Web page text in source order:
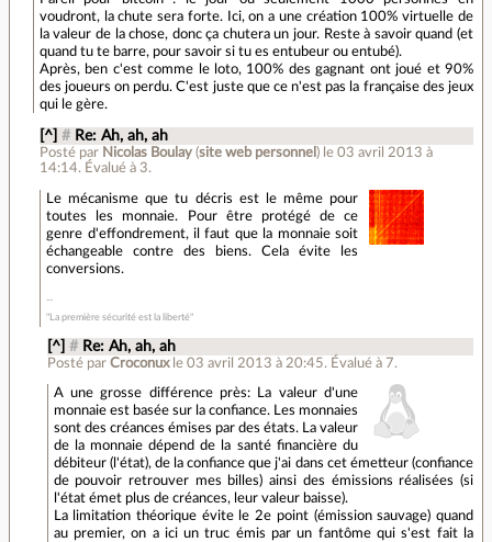
voudront, la chute sera forte. Ici, on a une création 100% virtuelle de
la valeur de la chose, donc ça chutera un jour. Reste à savoir quand (et
quand tu te barre, pour savoir si tu es entubeur ou entubé).
Après, ben c'est comme le loto, 100% des gagnant ont joué et 90%
des joueurs on perdu. C'est juste que ce n'est pas la française des jeux
qui le gère.
[^] # Re: Ah, ah, ah
Posté par Nicolas Boulay (site web personnel ) le 03 avril 2013 à
14:14. Évalué à 3.
Le mécanisme que tu décris est le même pour
toutes les monnaie. Pour être protégé de ce
genre d'effondrement, il faut que la monnaie soit
échangeable contre des biens. Cela évite les
conversions.
"La première sécurité est la liberté"
[^] # Re: Ah, ah, ah
Posté par Croconux le 03 avril 2013 à 20:45. Évalué à 7.
A une grosse différence près: La valeur d'une
monnaie est basée sur la confiance. Les monnaies
sont des créances émises par des états. La valeur
de la monnaie dépend de la santé financière du
débiteur (l'état), de la confiance que j'ai dans cet émetteur (confiance
de pouvoir retrouver mes billes) ainsi des émissions réalisées (si
l'état émet plus de créances, leur valeur baisse).
La limitation théorique évite le 2e point (émission sauvage) quand
au premier, on a ici un truc émis par un fantôme qui s'est fait la